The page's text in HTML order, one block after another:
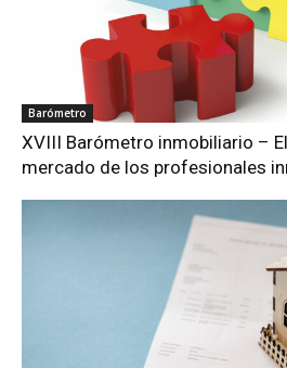
Barómetro
XVIII Barómetro inmobiliario –
mercado de los profesionales